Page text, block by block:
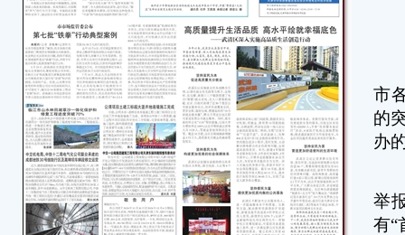
市
的
办
举
有“